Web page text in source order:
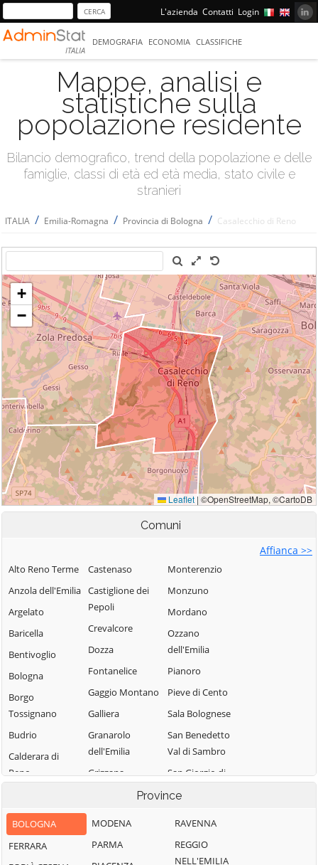
L'azienda Contatti Login
ITALIA
DEMOGRAFIA ECONOMIA CLASSIFICHE
Mappe, analisi e
statistiche sulla
popolazione residente
Bilancio demografico, trend della popolazione e delle
famiglie, classi di età ed età media, stato civile e
stranieri
ITALIA / Emilia-Romagna / Provincia di Bologna / Casalecchio di Reno
Comuni
Affianca >>
Alto Reno Terme
Anzola dell'Emilia
Argelato
Baricella
Bentivoglio
Bologna
Borgo
Tossignano
Budrio
Calderara di
Reno
Casalecchio di
Reno
Castenaso
Castiglione dei
Pepoli
Crevalcore
Dozza
Fontanelice
Gaggio Montano
Galliera
Granarolo
dell'Emilia
Grizzana
Belvedere
Monterenzio
Monzuno
Mordano
Ozzano
dell'Emilia
Pianoro
Pieve di Cento
Sala Bolognese
San Benedetto
Val di Sambro
San Giorgio di
Persiceto
San Lazzaro di
Province
BOLOGNA
FERRARA
MODENA
PARMA
RAVENNA
REGGIO
NELL'EMILIA